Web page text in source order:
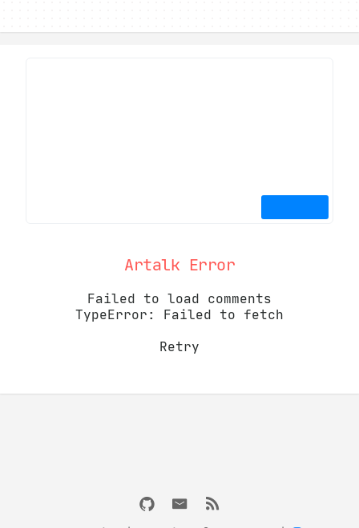
Artalk Error
Failed to load comments
TypeError: Failed to fetch
Retry